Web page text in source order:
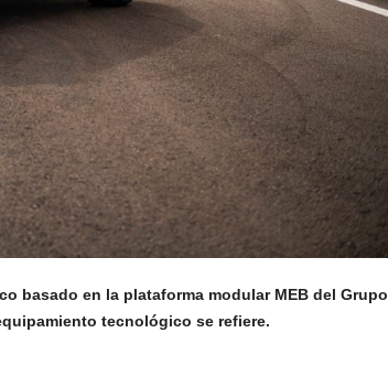
basado en la plataforma modular MEB del Grupo
tecnológico se refiere.